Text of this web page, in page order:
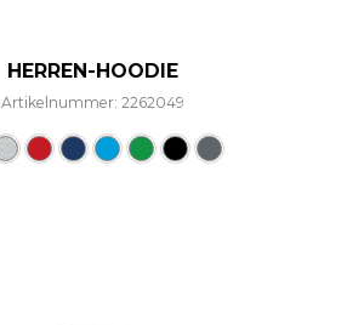
HERREN-HOODIE
Artikelnummer: 2262049